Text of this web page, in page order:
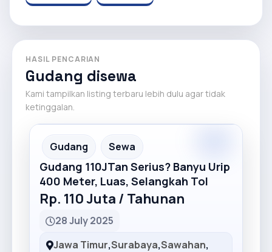
HASIL PENCARIAN
Gudang disewa
Kami tampilkan listing terbaru lebih dulu agar tidak
ketinggalan.
Recommended
Gudang Sewa
Gudang 110JTan Serius? Banyu Urip
400 Meter, Luas, Selangkah Tol
Rp. 110 Juta / Tahunan
28 July 2025
Jawa Timur,Surabaya,Sawahan,